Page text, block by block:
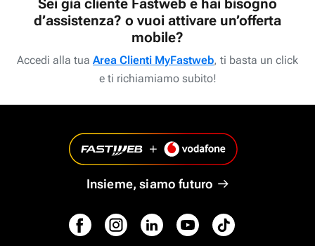
Sei già cliente Fastweb e hai bisogno
d’assistenza? o vuoi attivare un’offerta
mobile?
Accedi alla tua Area Clienti MyFastweb, ti basta un click
e ti richiamiamo subito!
Insieme, siamo futuro